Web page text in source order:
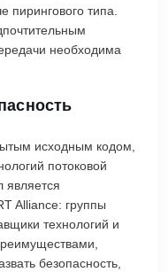
пирингового типа.
необходима
исходным кодом,
потоковой
является
Alliance: группы
технологий и
безопасность,